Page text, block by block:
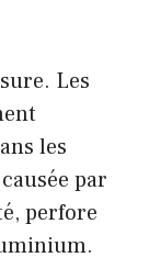
Les
les
par
perfore